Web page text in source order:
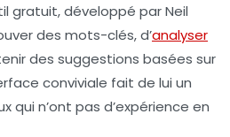
gratuit, développé par Neil
des mots-clés, d’analyser
des suggestions basées sur
conviviale fait de lui un
qui n’ont pas d’expérience en